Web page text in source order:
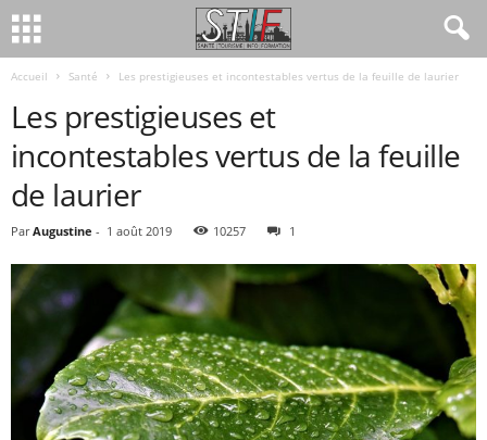
Accueil Santé Les prestigieuses et incontestables vertus de la feuille de laurier
Les prestigieuses et
incontestables vertus de la feuille
de laurier
Par Augustine - 1 août 2019 10257 1